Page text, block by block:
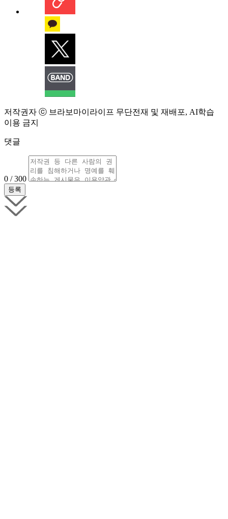
저작권자 ⓒ 브라보마이라이프 무단전재 및 재배포, AI학습
이용 금지
댓글
0 / 300